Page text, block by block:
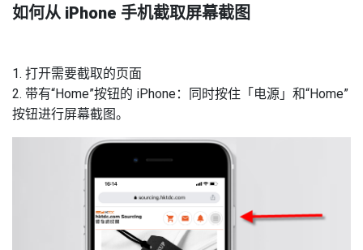
如何从 iPhone 手机截取屏幕截图
1. 打开需要截取的页面
2. 带有“Home”按钮的 iPhone：同时按住「电源」和“Home”
按钮进行屏幕截图。